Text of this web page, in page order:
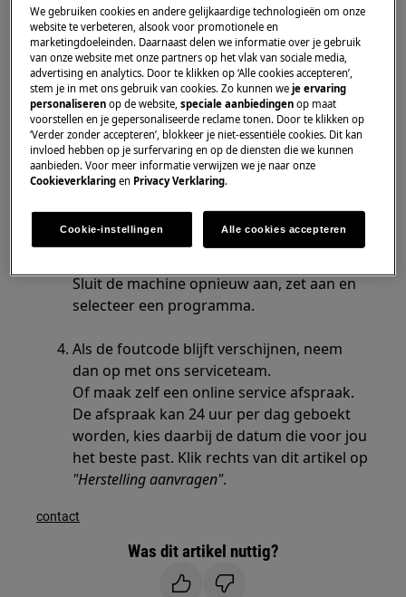
E91 geeft aan dat er een probleem is met
een elektronische module.
Maak de droogkast schoon.
Als de droogkast verstopt is met pluizen,
kan dit de elektronische onderdelen van
de machine vochtig maken en
bestandsfoutmeldingen veroorzaken.
Reset het toestel.
Koppel het netsnoer los, wacht 30
Sluit de machine opnieuw aan, zet aan en
selecteer een programma.
Als de foutcode blijft verschijnen, neem
dan op met ons serviceteam.
Of maak zelf een online service afspraak.
De afspraak kan 24 uur per dag geboekt
worden, kies daarbij de datum die voor jou
het beste past. Klik rechts van dit artikel op
"Herstelling aanvragen".
contact
Was dit artikel nuttig?
We gebruiken cookies en andere gelijkaardige technologieën om onze
website te verbeteren, alsook voor promotionele en
marketingdoeleinden. Daarnaast delen we informatie over je gebruik
van onze website met onze partners op het vlak van sociale media,
advertising en analytics. Door te klikken op ‘Alle cookies accepteren’,
stem je in met ons gebruik van cookies. Zo kunnen weje ervaring
personaliseren op de website,speciale aanbiedingen op maat
voorstellen en je gepersonaliseerde reclame tonen. Door te klikken op
‘Verder zonder accepteren’, blokkeer je niet-essentiële cookies. Dit kan
invloed hebben op je surfervaring en op de diensten die we kunnen
aanbieden. Voor meer informatie verwijzen we je naar onze
Cookieverklaring en Privacy Verklaring.
Cookie-instellingen Alle cookies accepteren